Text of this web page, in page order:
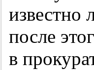
известно
после
в